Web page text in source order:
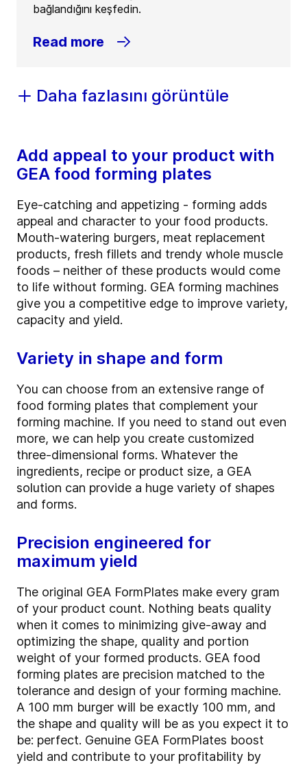
bağlandığını keşfedin.
Read more
Daha fazlasını görüntüle
Add appeal to your product with
GEA food forming plates
Eye-catching and appetizing - forming adds
appeal and character to your food products.
Mouth-watering burgers, meat replacement
products, fresh fillets and trendy whole muscle
foods – neither of these products would come
to life without forming. GEA forming machines
give you a competitive edge to improve variety,
capacity and yield.
Variety in shape and form
You can choose from an extensive range of
food forming plates that complement your
forming machine. If you need to stand out even
more, we can help you create customized
three-dimensional forms. Whatever the
ingredients, recipe or product size, a GEA
solution can provide a huge variety of shapes
and forms.
Precision engineered for
maximum yield
The original GEA FormPlates make every gram
of your product count. Nothing beats quality
when it comes to minimizing give-away and
optimizing the shape, quality and portion
weight of your formed products. GEA food
forming plates are precision matched to the
tolerance and design of your forming machine.
A 100 mm burger will be exactly 100 mm, and
the shape and quality will be as you expect it to
be: perfect. Genuine GEA FormPlates boost
yield and contribute to your profitability by